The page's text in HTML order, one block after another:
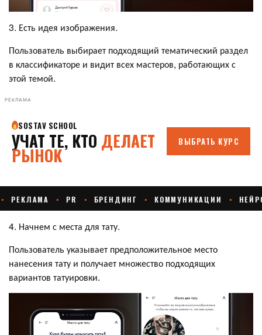
3. Есть идея изображения.
Пользователь выбирает подходящий тематический раздел
в классификаторе и видит всех мастеров, работающих с
этой темой.
РЕКЛАМА
4. Начнем с места для тату.
Пользователь указывает предположительное место
нанесения тату и получает множество подходящих
вариантов татуировки.